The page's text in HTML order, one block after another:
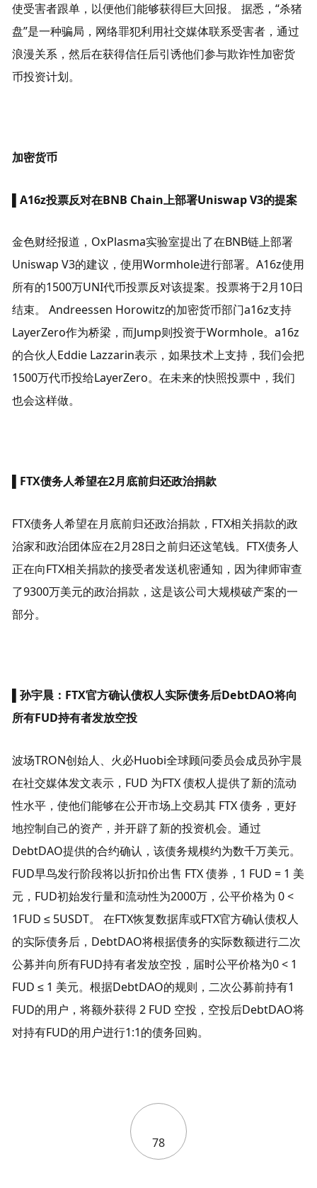
使受害者跟单，以便他们能够获得巨大回报。 据悉，“杀猪
盘”是一种骗局，网络罪犯利用社交媒体联系受害者，通过
浪漫关系，然后在获得信任后引诱他们参与欺诈性加密货
币投资计划。
加密货币
▌A16z投票反对在BNB Chain上部署Uniswap V3的提案
金色财经报道，OxPlasma实验室提出了在BNB链上部署
Uniswap V3的建议，使用Wormhole进行部署。A16z使用
所有的1500万UNI代币投票反对该提案。投票将于2月10日
结束。 Andreessen Horowitz的加密货币部门a16z支持
LayerZero作为桥梁，而Jump则投资于Wormhole。a16z
的合伙人Eddie Lazzarin表示，如果技术上支持，我们会把
1500万代币投给LayerZero。在未来的快照投票中，我们
也会这样做。
FTX债务人希望在2月底前归还政治捐款
FTX债务人希望在月底前归还政治捐款，FTX相关捐款的政
治家和政治团体应在2月28日之前归还这笔钱。FTX债务人
正在向FTX相关捐款的接受者发送机密通知，因为律师审查
了9300万美元的政治捐款，这是该公司大规模破产案的一
部分。
▌孙宇晨：FTX官方确认债权人实际债务后DebtDAO将向
所有FUD持有者发放空投
波场TRON创始人、火必Huobi全球顾问委员会成员孙宇晨
在社交媒体发文表示，FUD 为FTX 债权人提供了新的流动
性水平，使他们能够在公开市场上交易其 FTX 债务，更好
地控制自己的资产，并开辟了新的投资机会。通过
DebtDAO提供的合约确认，该债务规模约为数千万美元。
FUD早鸟发行阶段将以折扣价出售 FTX 债券，1 FUD = 1 美
元，FUD初始发行量和流动性为2000万，公平价格为 0 <
1FUD ≤ 5USDT。 在FTX恢复数据库或FTX官方确认债权人
的实际债务后，DebtDAO将根据债务的实际数额进行二次
公募并向所有FUD持有者发放空投，届时公平价格为0 < 1
FUD ≤ 1 美元。根据DebtDAO的规则，二次公募前持有1
FUD的用户，将额外获得 2 FUD 空投，空投后DebtDAO将
对持有FUD的用户进行1:1的债务回购。
78